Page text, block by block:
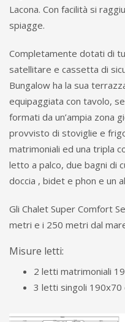
Lacona. Con facilità si
spiagge.
Completamente dotati di
satellitare e cassetta di
Bungalow ha la sua
equipaggiata con tavolo,
formati da un’ampia zona
provvisto di stoviglie e
matrimoniali ed una tripla
letto a palco, due bagni di
doccia , bidet e phon e un
Gli Chalet Super Comfort
metri e i 250 metri dal
Misure letti:
2 letti matrimoniali
3 letti singoli 190x70